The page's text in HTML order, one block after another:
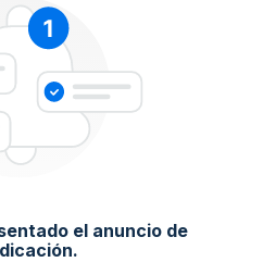
el anuncio de